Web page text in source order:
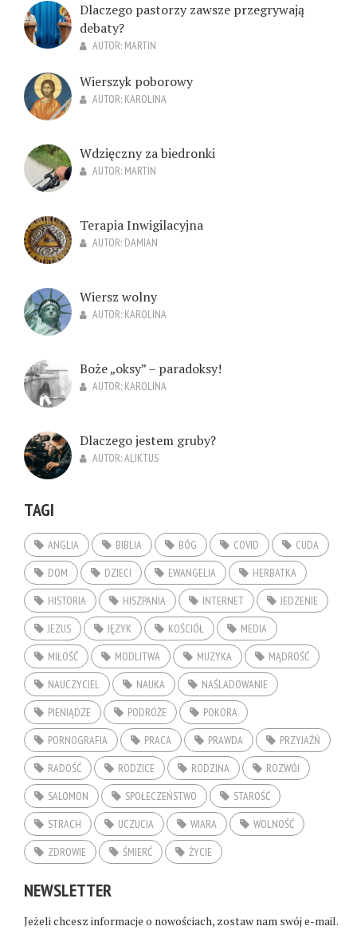
Dlaczego pastorzy zawsze przegrywają
debaty?
AUTOR: MARTIN
Wierszyk poborowy
AUTOR: KAROLINA
Wdzięczny za biedronki
AUTOR: MARTIN
Terapia Inwigilacyjna
AUTOR: DAMIAN
Wiersz wolny
AUTOR: KAROLINA
Boże „oksy” – paradoksy!
AUTOR: KAROLINA
Dlaczego jestem gruby?
AUTOR:ALIKTUS
TAGI
ANGLIA BIBLIA BÓG COVID
CUDA
DOM
DZIECI EWANGELIA
HERBATKA
HISTORIA
HISZPANIA INTERNET
JEDZENIE
JEZUS
JĘZYK KOŚCIÓŁ
MEDIA
MIŁOŚĆ
MODLITWA MUZYKA
MĄDROŚĆ
NAUCZYCIEL
NAUKA
NAŚLADOWANIE
PIENIĄDZE
PODRÓŻE
POKORA
PORNOGRAFIA
PRACA PRAWDA
PRZYJAŹŃ
RADOŚĆ
RODZICE RODZINA
ROZWÓJ
SALOMON
SPOŁECZEŃSTWO
STAROŚĆ
STRACH
UCZUCIA WIARA
WOLNOŚĆ
ZDROWIE
ŚMIERĆ ŻYCIE
NEWSLETTER
Jeżeli chcesz informacje o nowościach, zostaw nam swój e-mail.